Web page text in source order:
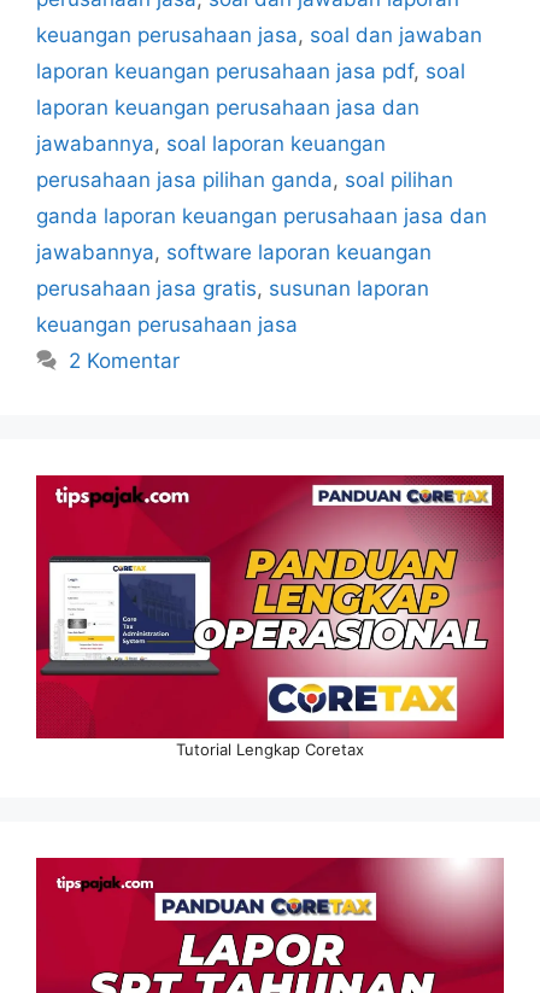
keuangan perusahaan jasa, soal dan jawaban
laporan keuangan perusahaan jasa pdf, soal
laporan keuangan perusahaan jasa dan
jawabannya, soal laporan keuangan
perusahaan jasa pilihan ganda, soal pilihan
ganda laporan keuangan perusahaan jasa dan
jawabannya, software laporan keuangan
perusahaan jasa gratis, susunan laporan
keuangan perusahaan jasa
2 Komentar
Tutorial Lengkap Coretax